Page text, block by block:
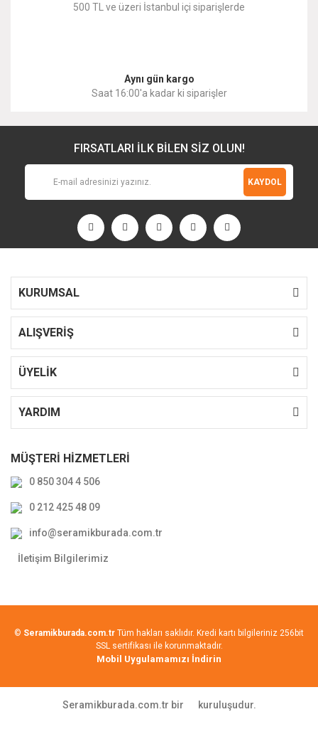
500 TL ve üzeri İstanbul içi siparişlerde
Aynı gün kargo
Saat 16:00'a kadar ki siparişler
FIRSATLARI İLK BİLEN SİZ OLUN!
KAYDOL
KURUMSAL
ALIŞVERİŞ
ÜYELİK
YARDIM
MÜŞTERİ HİZMETLERİ
0 850 304 4 506
0 212 425 48 09
info@seramikburada.com.tr
İletişim Bilgilerimiz
© Seramikburada.com.tr Tüm hakları saklıdır. Kredi kartı bilgileriniz 256bit
SSL sertifikası ile korunmaktadır.
Mobil Uygulamamızı İndirin
Seramikburada.com.tr bir kuruluşudur.